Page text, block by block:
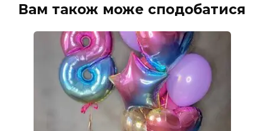
Вам також може сподобатися